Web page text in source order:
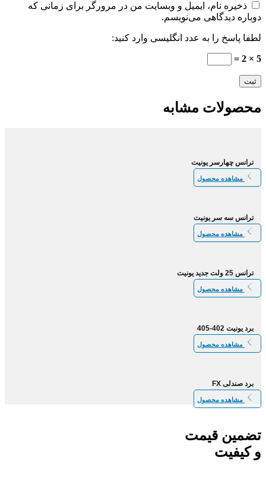
ذخیره نام، ایمیل و وبسایت من در مرورگر برای زمانی که
دوباره دیدگاهی می‌نویسم.
لطفا پاسخ را به عدد انگلیسی وارد کنید:
5 × 2 =
محصولات مشابه
ترانس چهارسر یونیت
مشاهده محصول
ترانس سه سر یونیت
مشاهده محصول
ترانس 25 ولت جدید یونیت
مشاهده محصول
برد یونیت 402-405
مشاهده محصول
برد صندلی FX
مشاهده محصول
تضمین قیمت
و کیفیت